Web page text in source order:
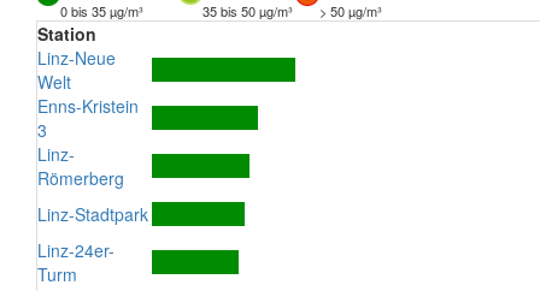
0 bis 35 µg/m³
35 bis 50 µg/m³ > 50 µg/m³
Station
Linz-Neue
Welt
Enns-Kristein
3
Linz-
Römerberg
Linz-Stadtpark
Linz-24er-
Turm